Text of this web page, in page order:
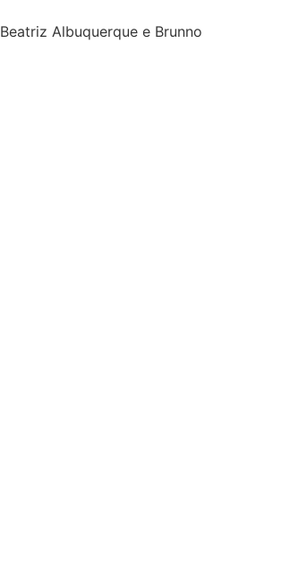
Beatriz Albuquerque e Brunno